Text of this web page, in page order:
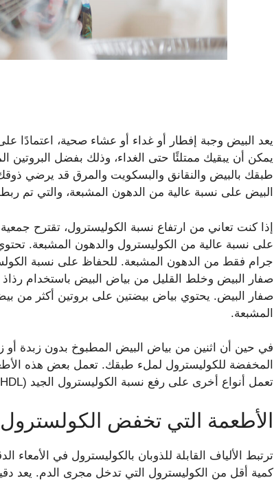
يعد البيض وجبة إفطار أو غداء أو عشاء صحية، اعتمادًا
يمكن أن يبقيك ممتلئًا حتى الغداء، وذلك بفضل
طبقك بالبيض والنقانق والبسكويت والمرق قد يرضي
البيض على نسبة عالية من الدهون المشبعة، والتي تم
إذا كنت تعاني من ارتفاع نسبة الكوليسترول، تقترح
جرام فقط من الدهون المشبعة. للحفاظ على نسبة
صفار البيض وخلط القليل من بياض البيض باستخدام
صفار البيض. يحتوي بياض بيضتين على بروتين أكثر من
المشبعة.
في حين أن اثنين من بياض البيض المطبوخ بدون زبدة
تعمل أنواع أخرى على رفع نسبة الكوليسترول الجيد (HDL) لتحسين صحة قلبك.
الأطعمة التي تخفض الكولسترول
ترتبط الألياف القابلة للذوبان بالكوليسترول في
كمية أقل من الكوليسترول التي تدخل مجرى الدم. يعد دقيق